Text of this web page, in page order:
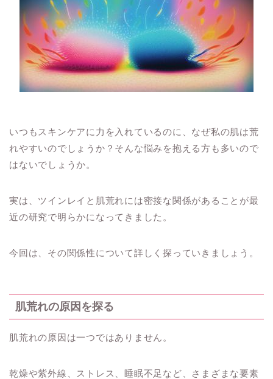
いつもスキンケアに力を入れているのに、なぜ私の肌は荒
れやすいのでしょうか？そんな悩みを抱える方も多いので
はないでしょうか。
実は、ツインレイと肌荒れには密接な関係があることが最
近の研究で明らかになってきました。
今回は、その関係性について詳しく探っていきましょう。
肌荒れの原因を探る
肌荒れの原因は一つではありません。
乾燥や紫外線、ストレス、睡眠不足など、さまざまな要素